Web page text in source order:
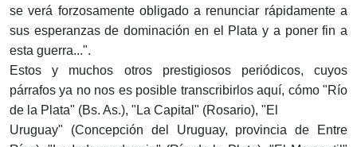
se verá forzosamente obligado a renunciar rápidamente a
sus esperanzas de dominación en el Plata y a poner fin a
esta guerra...".
Estos y muchos otros prestigiosos periódicos, cuyos
párrafos ya no nos es posible transcribirlos aquí, cómo "Río
de la Plata" (Bs. As.), "La Capital" (Rosario), "El
Uruguay" (Concepción del Uruguay, provincia de Entre